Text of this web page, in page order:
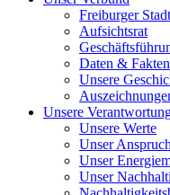
Freiburger
Aufsichtsrat
Daten & Fakten
Unsere
Unsere
Unsere Werte
Unser
Unser
Unser